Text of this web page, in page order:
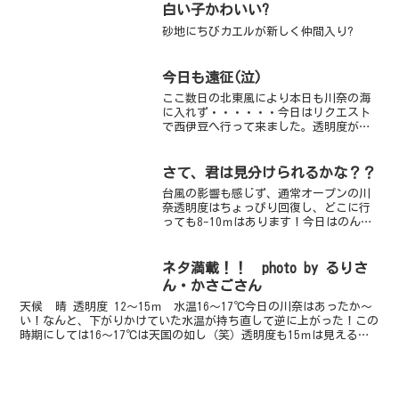
の群れ、クロホシフエダイの群れなどな
白い子かわいい?
砂地にちびカエルが新しく仲間入り?
今日も遠征(泣)
ここ数日の北東風により本日も川奈の海
に入れず・・・・・・今日はリクエスト
で西伊豆へ行って来ました。透明度がそ
ていて南からの訪問者トノサマダイがい
っぱいいます。エントリー...
さて、君は見分けられるかな？？
台風の影響も感じず、通常オープンの川
奈透明度はちょっぴり回復し、どこに行
っても8-10ｍはあります！今日はのんび
時に限って出てくるウミガメたち 笑
しかもななななんと！...
ネタ満載！！ photo by るりさ
ん・かさごさん
天候 晴 透明度 12～15ｍ 水温16～17℃今日の川奈はあったか～
い！なんと、下がりかけていた水温が持ち直して逆に上がった！この
時期にしては16～17℃は天国の如し（笑）透明度も15ｍは見える。